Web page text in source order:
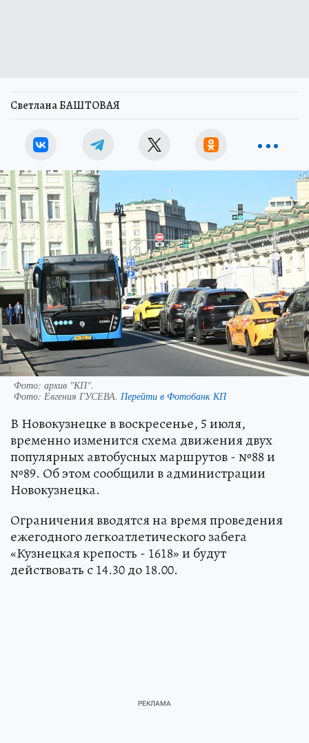
Светлана БАШТОВАЯ
Фото: архив "КП".
Фото: Евгения ГУСЕВА. Перейти в Фотобанк КП
В Новокузнецке в воскресенье, 5 июля,
временно изменится схема движения двух
популярных автобусных маршрутов - №88 и
№89. Об этом сообщили в администрации
Новокузнецка.
Ограничения вводятся на время проведения
ежегодного легкоатлетического забега
«Кузнецкая крепость - 1618» и будут
действовать с 14.30 до 18.00.